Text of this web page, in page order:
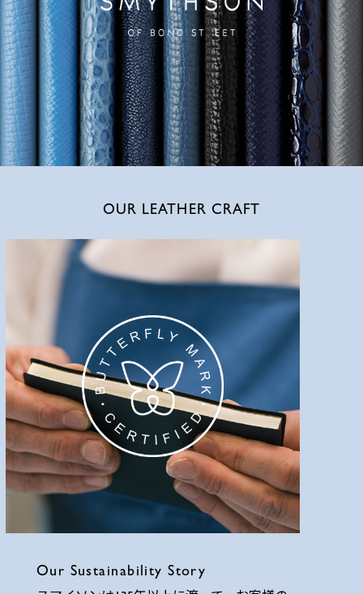
OUR LEATHER CRAFT
Our Sustainability Story